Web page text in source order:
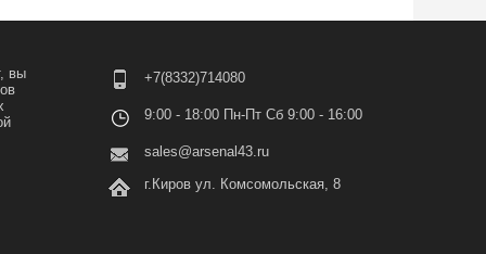
вы
+7(8332)714080
9:00 - 18:00 Пн-Пт Сб 9:00 - 16:00
sales@arsenal43.ru
г.Киров ул. Комсомольская, 8